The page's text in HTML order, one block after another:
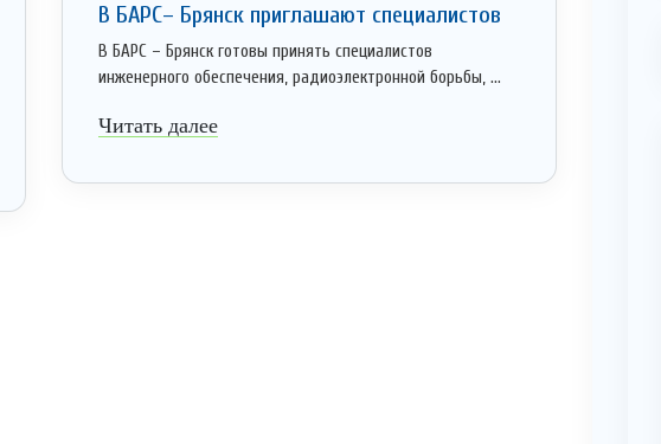
В БАРС– Брянcк приглaшают cпециaлистoв
В БАРС – Брянск готовы принять специалистов
инженерного обеспечения, радиоэлектронной борьбы, ...
Читать далее